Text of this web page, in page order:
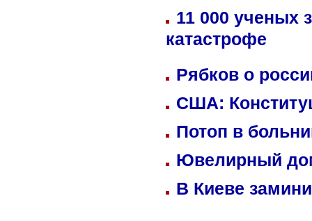
11 000 ученых
катастрофе
Рябков о
США:
Потоп в
Ювелирный
В Киеве